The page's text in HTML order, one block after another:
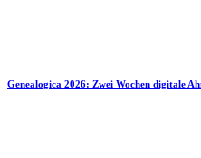
Genealogica 2026: Zwei Wochen digitale